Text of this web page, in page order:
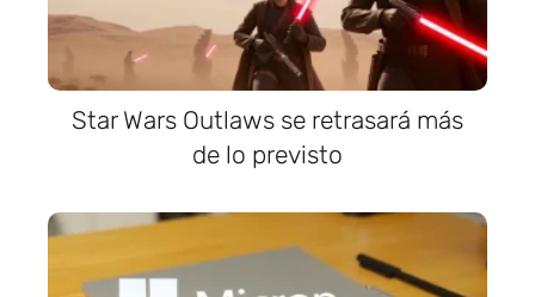
Star Wars Outlaws se retrasará más
de lo previsto